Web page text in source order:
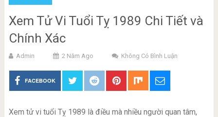
Xem Tử Vi Tuổi Tỵ 1989 Chi Tiết và
Chính Xác
Admin 2 Năm Ago Không Có Bình Luận
FACEBOOK
Xem tử vi tuổi Tỵ 1989 là điều mà nhiều người quan tâm,